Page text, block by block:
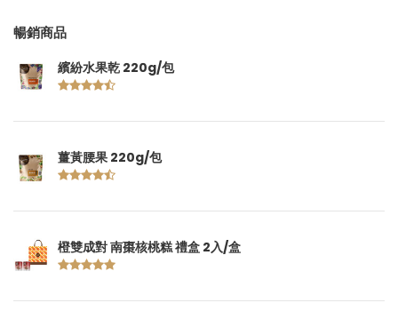
暢銷商品
繽紛水果乾 220g/包
薑黃腰果 220g/包
橙雙成對 南棗核桃糕 禮盒 2入/盒